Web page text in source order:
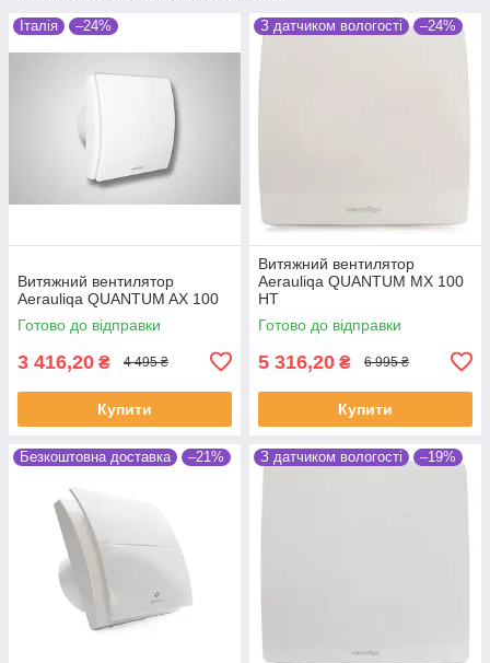
Італія –24%
Витяжний вентилятор
Aerauliqa QUANTUM AX 100
Готово до відправки
3 416,20 ₴ 4 495 ₴
Купити
З датчиком вологості –24%
Витяжний вентилятор
Aerauliqa QUANTUM MX 100
HT
Готово до відправки
5 316,20 ₴ 6 995 ₴
Купити
Безкоштовна доставка –21% З датчиком вологості –19%